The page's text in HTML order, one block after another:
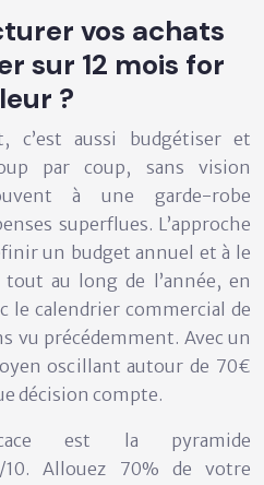
vos achats
sur 12 mois for
?
c’est aussi budgétiser et
par coup, sans vision
à une garde-robe
superflues. L’approche
un budget annuel et à le
au long de l’année, en
le calendrier commercial de
vu précédemment. Avec un
oscillant autour de 70€
décision compte.
est la pyramide
. Allouez 70% de votre